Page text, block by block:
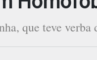
que teve verba